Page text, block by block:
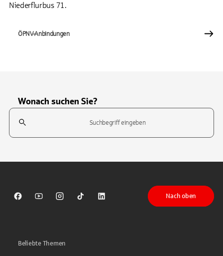
Niederflurbus 71.
ÖPNV-Anbindungen
Wonach suchen Sie?
Suchfeld
Sparkasse auf Facebook
Sparkasse auf Youtube
Sparkasse auf Instagram
Sparkasse auf TikTok
Sparkasse auf LinkedIn
Nach oben
Beliebte Themen